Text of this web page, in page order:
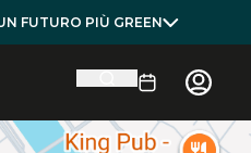
FUTURO PIÙ GREEN